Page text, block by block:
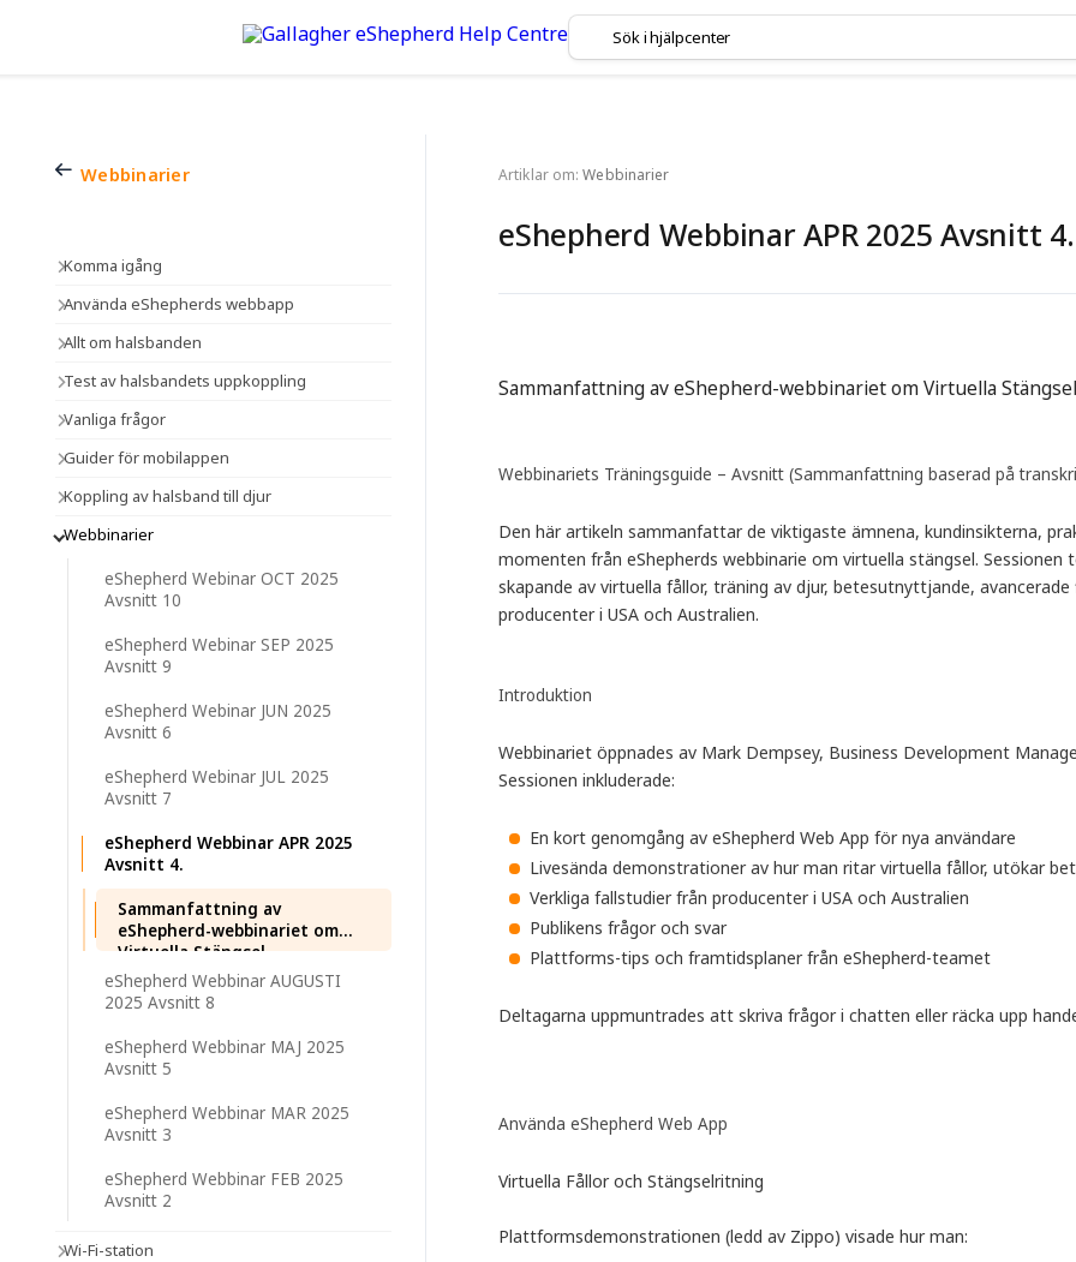
Webbinarier
Komma igång
Använda eShepherds webbapp
Allt om halsbanden
Test av halsbandets uppkoppling
Vanliga frågor
Guider för mobilappen
Koppling av halsband till djur
Webbinarier
eShepherd Webinar OCT 2025
Avsnitt 10
eShepherd Webinar SEP 2025
Avsnitt 9
eShepherd Webinar JUN 2025
Avsnitt 6
eShepherd Webinar JUL 2025
Avsnitt 7
eShepherd Webbinar APR 2025
Avsnitt 4.
Sammanfattning av
eShepherd-webbinariet om
Virtuella Stängsel
eShepherd Webbinar AUGUSTI
2025 Avsnitt 8
eShepherd Webbinar MAJ 2025
Avsnitt 5
eShepherd Webbinar MAR 2025
Avsnitt 3
eShepherd Webbinar FEB 2025
Avsnitt 2
Wi-Fi-station
Artiklar om: Webbinarier
eShepherd Webbinar APR 2025 Avsnitt 4.
Sammanfattning av eShepherd-webbinariet om Virtuella Stängsel
Webbinariets Träningsguide – Avsnitt (Sammanfattning baserad på
Den här artikeln sammanfattar de viktigaste ämnena, kundinsikterna,
momenten från eShepherds webbinarie om virtuella stängsel.
skapande av virtuella fållor, träning av djur, betesutnyttjande,
producenter i USA och Australien.
Introduktion
Webbinariet öppnades av Mark Dempsey, Business Development
Sessionen inkluderade:
En kort genomgång av eShepherd Web App för nya användare
Livesända demonstrationer av hur man ritar virtuella fållor, utökar
Verkliga fallstudier från producenter i USA och Australien
Publikens frågor och svar
Plattforms-tips och framtidsplaner från eShepherd-teamet
Deltagarna uppmuntrades att skriva frågor i chatten eller räcka upp
Använda eShepherd Web App
Virtuella Fållor och Stängselritning
Plattformsdemonstrationen (ledd av Zippo) visade hur man: